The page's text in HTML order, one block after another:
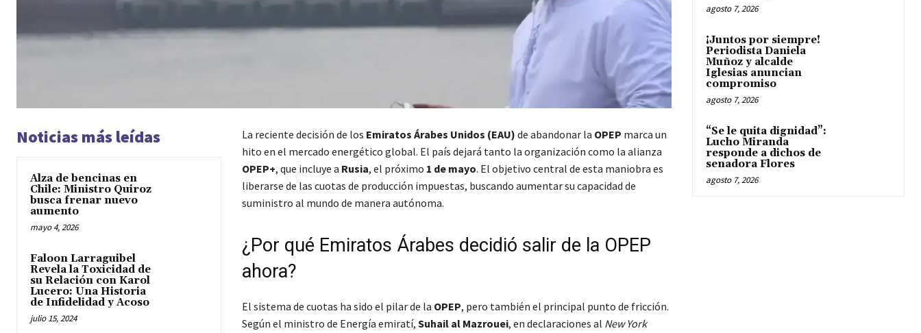
Noticias más leídas
Alza de bencinas en
Chile: Ministro Quiroz
busca frenar nuevo
aumento
mayo 4, 2026
Faloon Larraguibel
Revela la Toxicidad de
su Relación con Karol
Lucero: Una Historia
de Infidelidad y Acoso
julio 15, 2024
La reciente decisión de los Emiratos Árabes Unidos (EAU) de abandonar la OPEP marca un
hito en el mercado energético global. El país dejará tanto la organización como la alianza
OPEP+, que incluye a Rusia, el próximo 1 de mayo. El objetivo central de esta maniobra es
liberarse de las cuotas de producción impuestas, buscando aumentar su capacidad de
suministro al mundo de manera autónoma.
¿Por qué Emiratos Árabes decidió salir de la OPEP
ahora?
El sistema de cuotas ha sido el pilar de la OPEP, pero también el principal punto de fricción.
Según el ministro de Energía emiratí, Suhail al Mazrouei, en declaraciones al New York
agosto 7, 2026
¡Juntos por siempre!
Periodista Daniela
Muñoz y alcalde
Iglesias anuncian
compromiso
agosto 7, 2026
“Se le quita dignidad”:
Lucho Miranda
responde a dichos de
senadora Flores
agosto 7, 2026